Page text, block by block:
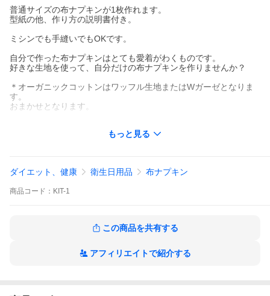
普通サイズの布ナプキンが1枚作れます。
型紙の他、作り方の説明書付き。
ミシンでも手縫いでもOKです。
自分で作った布ナプキンはとても愛着がわくものです。
好きな生地を使って、自分だけの布ナプキンを作りませんか？
＊オーガニックコットンはワッフル生地またはWガーゼとなりま
す。
おまかせとなります。
【ご注意】
ので、ご自身でご用意ください。
生地のみの変更も含めて不可となります。
商用利用したい方は、KIT-1-Aをご購入ください。
は当店ホームページまたは商品に同封の書類をご覧ください。
もっと見る
ダイエット、健康 衛生日用品 布ナプキン
商品 コード： KIT-1
この商品を共有する
アフィリエイトで紹介する